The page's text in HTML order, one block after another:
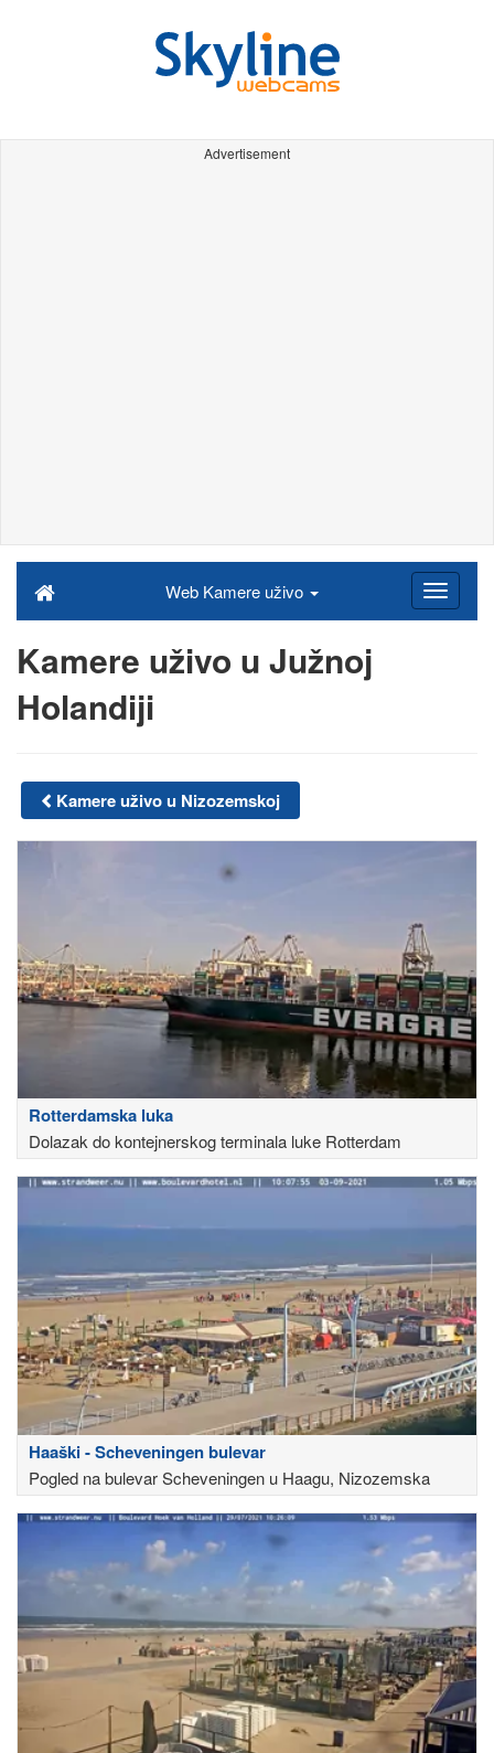
Advertisement
Web Kamere uživo
Kamere uživo u Južnoj
Holandiji
Kamere uživo u Nizozemskoj
Rotterdamska luka
Dolazak do kontejnerskog terminala luke Rotterdam
Haaški - Scheveningen bulevar
Pogled na bulevar Scheveningen u Haagu, Nizozemska